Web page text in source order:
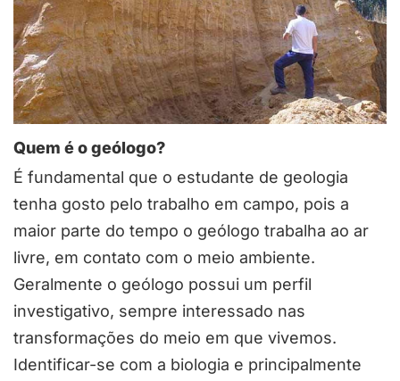
Quem é o geólogo?
É fundamental que o estudante de geologia
tenha gosto pelo trabalho em campo, pois a
maior parte do tempo o geólogo trabalha ao ar
livre, em contato com o meio ambiente.
Geralmente o geólogo possui um perfil
investigativo, sempre interessado nas
transformações do meio em que vivemos.
Identificar-se com a biologia e principalmente